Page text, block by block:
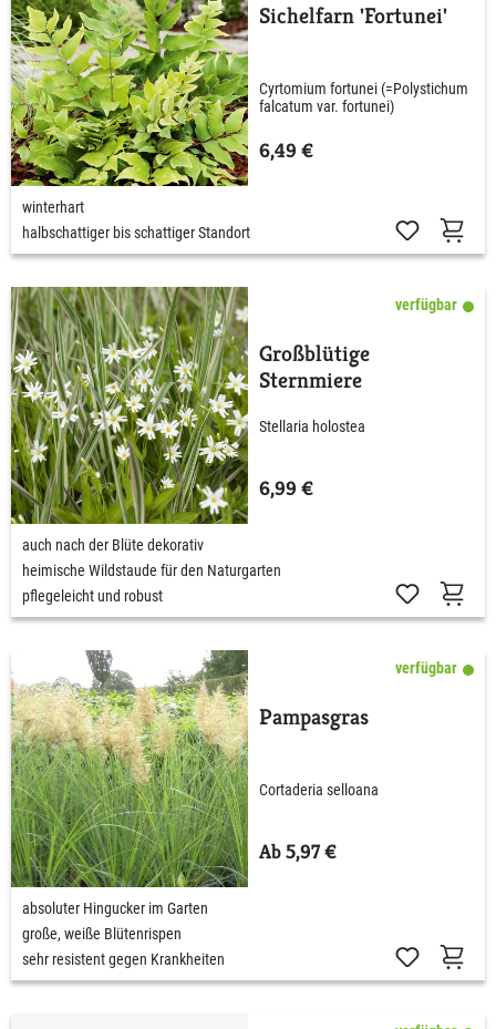
Sichelfarn 'Fortunei'
Cyrtomium fortunei (=Polystichum
falcatum var. fortunei)
6,49 €
winterhart
halbschattiger bis schattiger Standort
verfügbar
Großblütige
Sternmiere
Stellaria holostea
6,99 €
auch nach der Blüte dekorativ
heimische Wildstaude für den Naturgarten
pflegeleicht und robust
verfügbar
Pampasgras
Cortaderia selloana
Ab 5,97 €
absoluter Hingucker im Garten
große, weiße Blütenrispen
sehr resistent gegen Krankheiten